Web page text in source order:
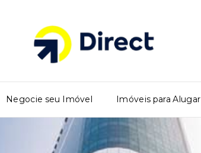
Negocie seu Imóvel Imóveis para Alugar